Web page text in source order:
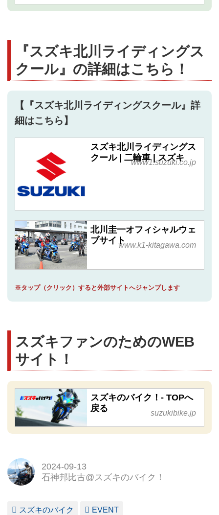
『スズキ北川ライディングス
クール』の詳細はこちら！
【『スズキ北川ライディングスクール』詳
細はこちら】
スズキ北川ライディングス
クール | 二輪車 | スズキ
www1.suzuki.co.jp
北川圭一オフィシャルウェ
ブサイトwww.k1-kitagawa.com
※タップ（クリック）すると外部サイトへジャンプします
スズキファンのためのWEB
サイト！
スズキのバイク！- TOPへ
戻る
suzukibike.jp
2024-09-13
石神邦比古@スズキのバイク！
スズキのバイク EVENT